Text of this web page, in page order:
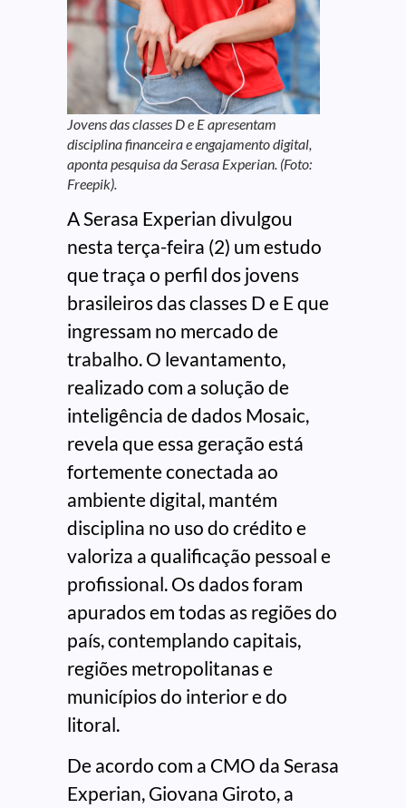
Jovens das classes D e E apresentam
disciplina financeira e engajamento digital,
aponta pesquisa da Serasa Experian. (Foto:
Freepik).
A Serasa Experian divulgou
nesta terça-feira (2) um estudo
que traça o perfil dos jovens
brasileiros das classes D e E que
ingressam no mercado de
trabalho. O levantamento,
realizado com a solução de
inteligência de dados Mosaic,
revela que essa geração está
fortemente conectada ao
ambiente digital, mantém
disciplina no uso do crédito e
valoriza a qualificação pessoal e
profissional. Os dados foram
apurados em todas as regiões do
país, contemplando capitais,
regiões metropolitanas e
municípios do interior e do
litoral.
De acordo com a CMO da Serasa
Experian, Giovana Giroto, a